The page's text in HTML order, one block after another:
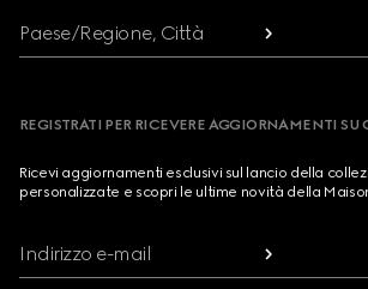
Paese/Regione, Città
REGISTRATI PER RICEVERE AGGIORNAMENTI SU
Ricevi aggiornamenti esclusivi sul lancio della
personalizzate e scopri le ultime novità della
Indirizzo e-mail